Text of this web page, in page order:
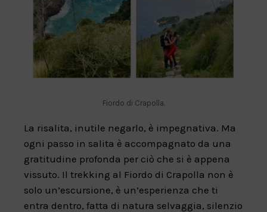
Fiordo di Crapolla.
La risalita, inutile negarlo, è impegnativa. Ma
ogni passo in salita è accompagnato da una
gratitudine profonda per ciò che si è appena
vissuto. Il trekking al Fiordo di Crapolla non è
solo un’escursione, è un’esperienza che ti
entra dentro, fatta di natura selvaggia, silenzio